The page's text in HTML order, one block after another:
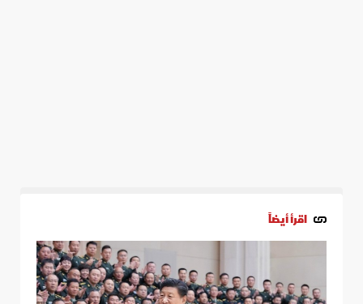
اقرأ أيضاً